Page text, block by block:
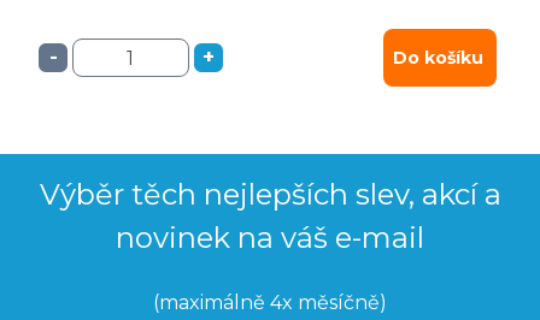
- + Do košíku
Výběr těch nejlepších slev, akcí a
novinek na váš e-mail
(maximálně 4x měsíčně)